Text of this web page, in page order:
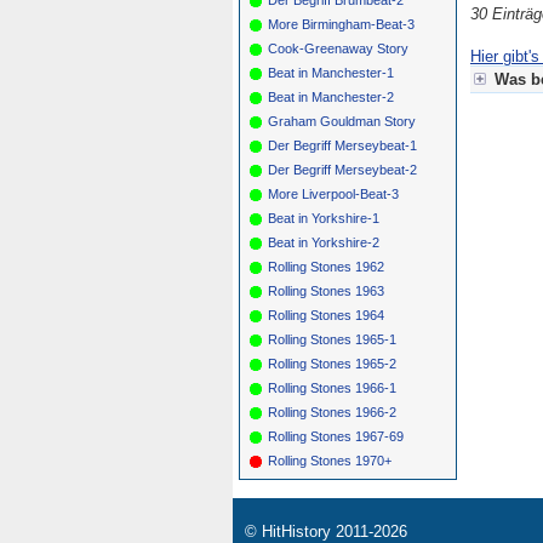
*
057
*
061
30
Hier
Was
More Birmingham-Beat-3
Cook-Greenaway Story
Beat in Manchester-1
Beat in Manchester-2
Graham Gouldman Story
Der Begriff Merseybeat-1
Der Begriff Merseybeat-2
More Liverpool-Beat-3
Beat in Yorkshire-1
Beat in Yorkshire-2
Rolling Stones 1962
Rolling Stones 1963
Rolling Stones 1964
Rolling Stones 1965-1
Rolling Stones 1965-2
Rolling Stones 1966-1
Rolling Stones 1966-2
Rolling Stones 1967-69
Rolling Stones 1970+
© HitHistory 2011-2026